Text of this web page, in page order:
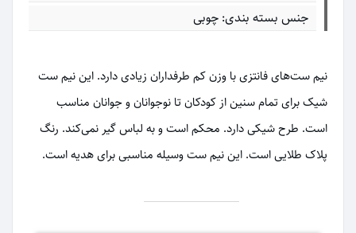
جنس بسته بندی: چوبی
نیم ست‌های فانتزی با وزن کم طرفداران زیادی دارد. این نیم ست
شیک برای تمام سنین از کودکان تا نوجوانان و جوانان مناسب
است. طرح شیکی دارد. محکم است و به لباس گیر نمی‌کند. رنگ
پلاک طلایی است. این نیم ست وسیله مناسبی برای هدیه است.